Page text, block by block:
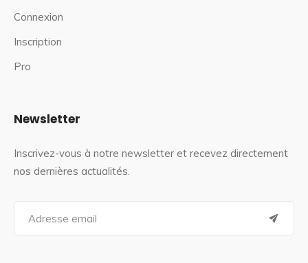
Connexion
Inscription
Pro
Newsletter
Inscrivez-vous à notre newsletter et recevez directement
nos dernières actualités.
a